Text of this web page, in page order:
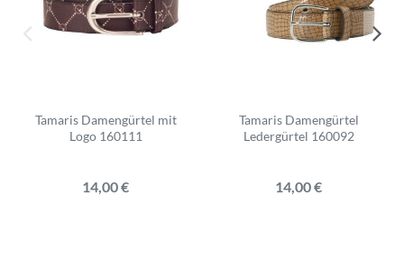
Tamaris Damengürtel mit
Logo 160111
14,00 €
Tamaris Damengürtel
Ledergürtel 160092
14,00 €